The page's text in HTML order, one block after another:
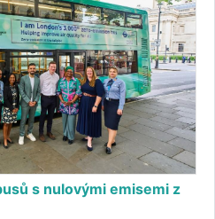
s nulovými emisemi z